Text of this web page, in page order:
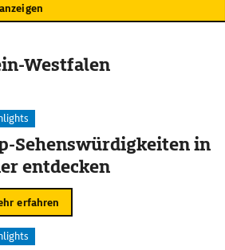
Westfalen
Sehenswürdigkeiten in
entdecken
erfahren